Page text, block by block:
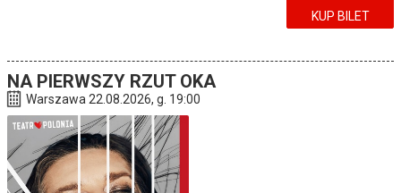
KUP BILET
NA PIERWSZY RZUT OKA
Warszawa 22.08.2026, g. 19:00